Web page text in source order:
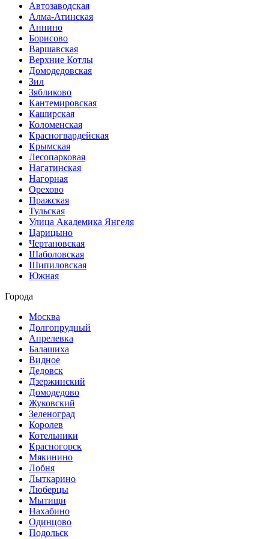
Автозаводская
Алма-Атинская
Аннино
Борисово
Варшавская
Верхние Котлы
Домодедовская
Зил
Зябликово
Кантемировская
Каширская
Коломенская
Красногвардейская
Крымская
Лесопарковая
Нагатинская
Нагорная
Орехово
Пражская
Тульская
Улица Академика Янгеля
Царицыно
Чертановская
Шаболовская
Шипиловская
Южная
Города
Москва
Долгопрудный
Апрелевка
Балашиха
Видное
Дедовск
Дзержинский
Домодедово
Жуковский
Зеленоград
Королев
Котельники
Красногорск
Мякинино
Лобня
Лыткарино
Люберцы
Мытищи
Нахабино
Одинцово
Подольск